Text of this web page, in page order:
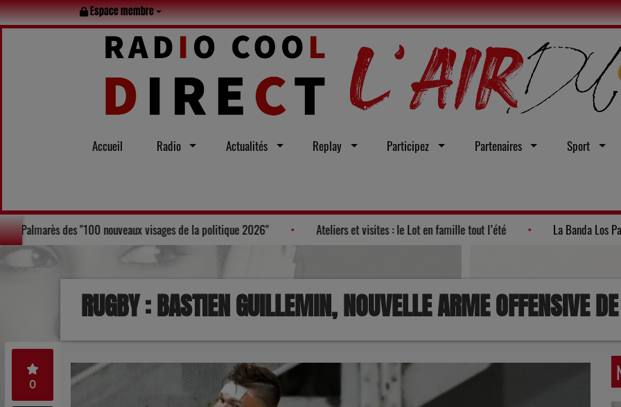
Espace membre
Accueil Radio Actualités Replay Participez Partenaires Sport
d'Agen, Laurent Bruneau, figure au Palmarès des "100 nouveaux visages de la politique 2026" Ateliers et visites : le Lot en famille tout
RUGBY : BASTIEN GUILLEMIN, NOUVELLE ARME OFFENSIVE
0